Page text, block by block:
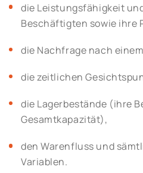
die Leistungsfähigkeit
Beschäftigten sowie ihre
die Nachfrage nach
die zeitlichen
die Lagerbestände (ihre
Gesamtkapazität),
den Warenfluss und
Variablen.